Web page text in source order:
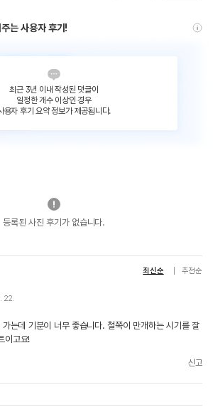
는 사용자 후기!
최근 3년 이내 작성된 댓글이
일정한 개수 이상인 경우
용자 후기 요약 정보가 제공됩니다.
등록된 사진 후기가 없습니다.
최신순 추천순
22.
는데 기분이 너무 좋습니다. 철쭉이 만개하는 시기를 잘
이고요!
신고